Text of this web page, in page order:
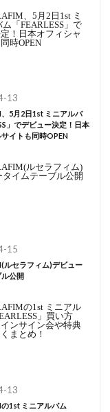
13
、5月2日1st ミニアルバ
」でデビュー決定！日本
イトも同時OPEN
15
ルセラフィム)デビュー
公開
13
の1st ミニアルバム